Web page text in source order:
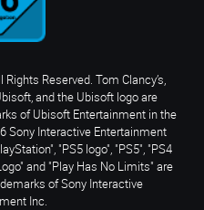
Reserved. Tom Clancy’s,
and the Ubisoft logo are
of Ubisoft Entertainment in the
Sony Interactive Entertainment
"PS5 logo", "PS5", "PS4
and "Play Has No Limits" are
of Sony Interactive
Inc.